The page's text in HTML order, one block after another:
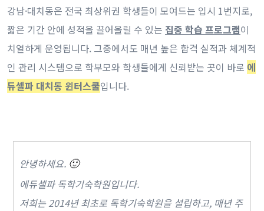
강남·대치동은 전국 최상위권 학생들이 모여드는 입시 1번지로,
짧은 기간 안에 성적을 끌어올릴 수 있는 집중 학습 프로그램이
치열하게 운영됩니다. 그중에서도 매년 높은 합격 실적과 체계적
인 관리 시스템으로 학부모와 학생들에게 신뢰받는 곳이 바로 에
듀셀파 대치동 윈터스쿨입니다.
안녕하세요. 🙂
에듀셀파 독학기숙학원입니다.
저희는 2014년 최초로 독학기숙학원을 설립하고, 매년 주